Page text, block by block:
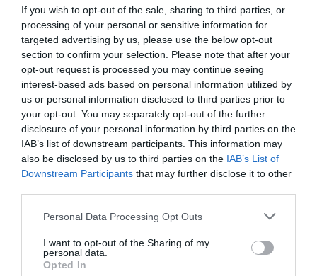
If you wish to opt-out of the sale, sharing to third parties, or
processing of your personal or sensitive information for
targeted advertising by us, please use the below opt-out
section to confirm your selection. Please note that after your
opt-out request is processed you may continue seeing
interest-based ads based on personal information utilized by
us or personal information disclosed to third parties prior to
your opt-out. You may separately opt-out of the further
disclosure of your personal information by third parties on the
IAB’s list of downstream participants. This information may
also be disclosed by us to third parties on the IAB’s List of
Downstream Participants that may further disclose it to other
Personal Data Processing Opt Outs
I want to opt-out of the Sharing of my
personal data.
Opted In
E-mail Skriv ut
Medel:4.9 (9röster)
Uppskattat näringsvärde per portion:
443 kcal
Publicerat:2017-09-22, Uppdaterat: 2024-05-23
Författare:Henrik
Mattsson
Jag är matskribent samt kock